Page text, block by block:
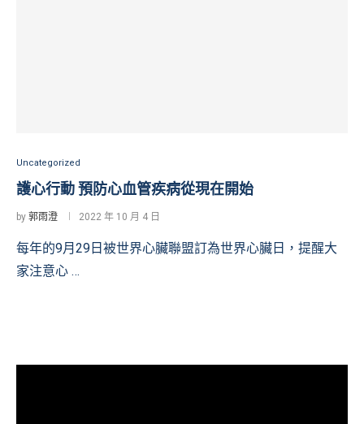
Uncategorized
護心行動 預防心血管疾病從現在開始
by 郭雨澄 2022 年 10 月 4 日
每年的9月29日被世界心臟聯盟訂為世界心臟日，提醒大
家注意心 …